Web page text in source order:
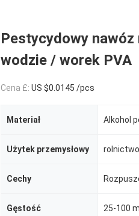
Pestycydowy
wodzie / worek PVA
Cena £: US $0.0145 /pcs
Materiał Alkohol
Użytek przemysłowy
Cechy
Gęstość 25-100